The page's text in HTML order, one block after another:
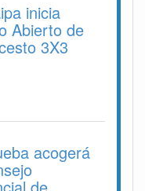
inicia
Abierto de
3X3
acogerá